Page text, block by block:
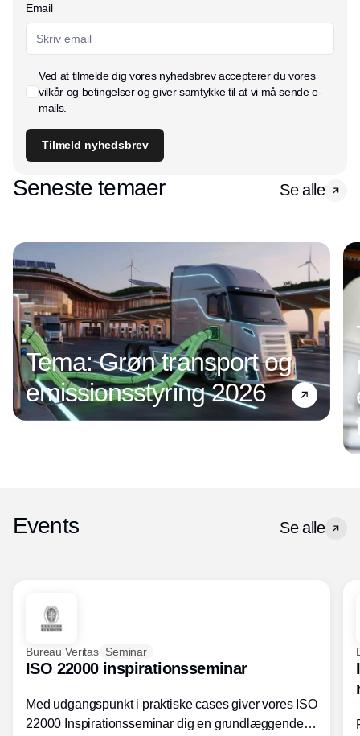
Email
Ved at tilmelde dig vores nyhedsbrev accepterer du vores
vilkår og betingelserog giver samtykke til at vi må sende e-
mails.
Tilmeld nyhedsbrev
Seneste temaer Se alle
Tema: Grøn transport og
emissionsstyring 2026
Events Se alle
Bureau Veritas Seminar
ISO 22000 inspirationsseminar
Med udgangspunkt i praktiske cases giver vores ISO
22000 Inspirationsseminar dig en grundlæggende